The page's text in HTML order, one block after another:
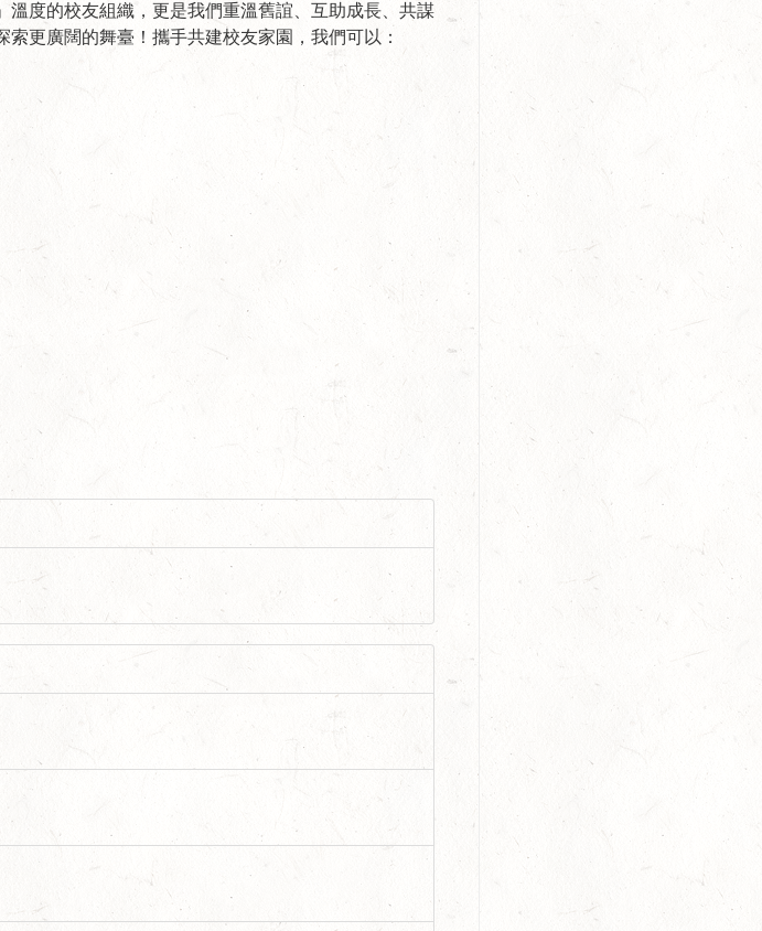
度的校友組織，更是我們重溫舊誼、互助成長、共謀
更廣闊的舞臺！攜手共建校友家園，我們可以：